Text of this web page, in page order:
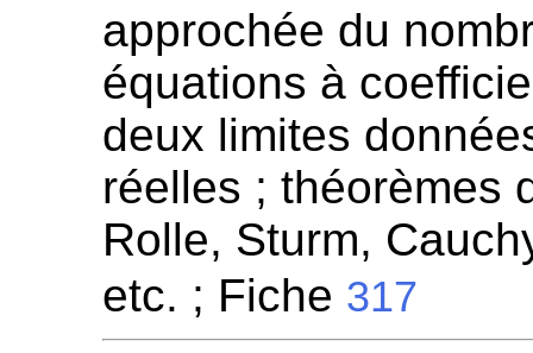
approchée du
équations à
deux limites
réelles ; théorèmes
Rolle, Sturm,
etc. ; Fiche 317